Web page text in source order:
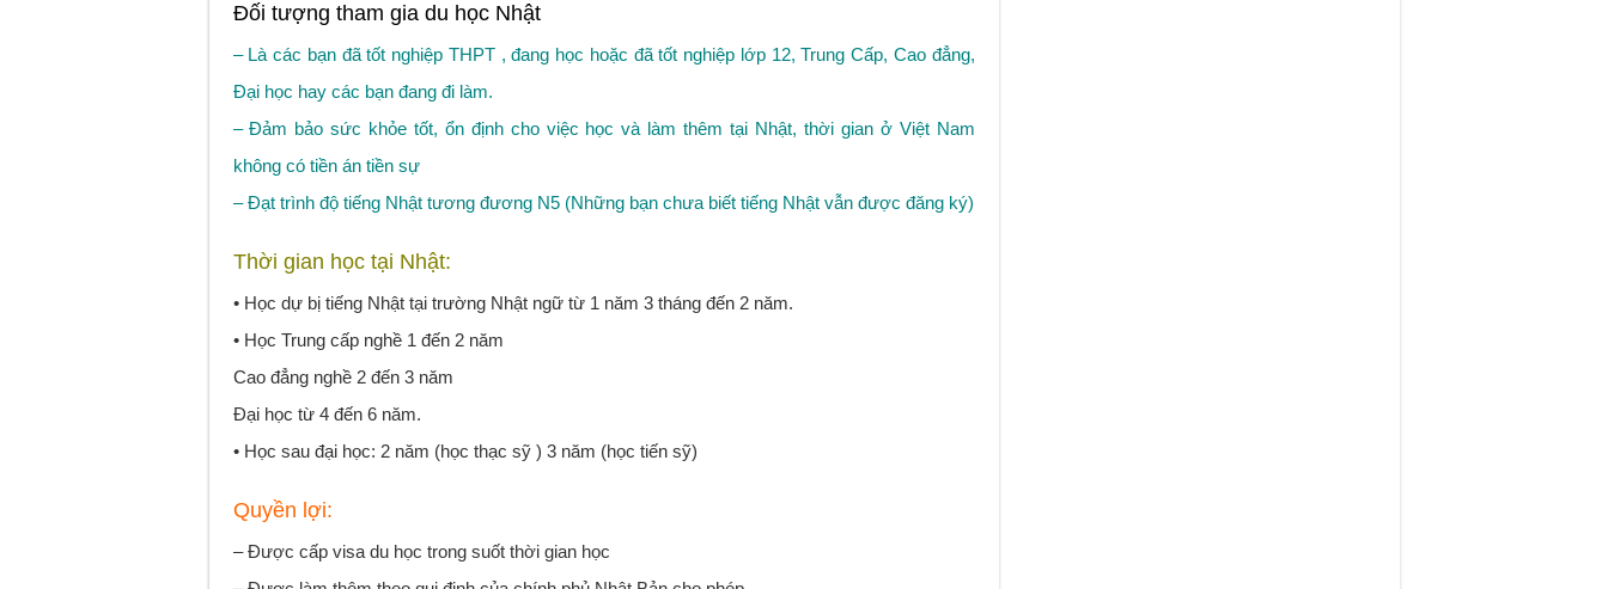
Đối tượng tham gia du học Nhật
– Là các bạn đã tốt nghiệp THPT , đang học hoặc đã tốt nghiệp lớp 12, Trung Cấp, Cao đẳng,
Đại học hay các bạn đang đi làm.
– Đảm bảo sức khỏe tốt, ổn định cho việc học và làm thêm tại Nhật, thời gian ở Việt Nam
không có tiền án tiền sự
– Đạt trình độ tiếng Nhật tương đương N5 (Những bạn chưa biết tiếng Nhật vẫn được đăng ký)
Thời gian học tại Nhật:
• Học dự bị tiếng Nhật tại trường Nhật ngữ từ 1 năm 3 tháng đến 2 năm.
• Học Trung cấp nghề 1 đến 2 năm
Cao đẳng nghề 2 đến 3 năm
Đại học từ 4 đến 6 năm.
• Học sau đại học: 2 năm (học thạc sỹ ) 3 năm (học tiến sỹ)
Quyền lợi:
– Được cấp visa du học trong suốt thời gian học